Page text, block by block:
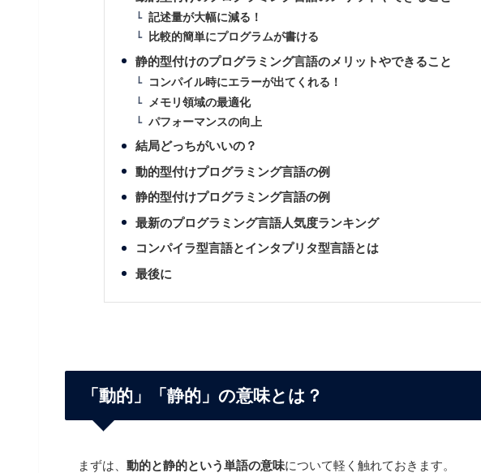
記述量が大幅に減る！
比較的簡単にプログラムが書ける
静的型付けのプログラミング言語のメリットやできること
コンパイル時にエラーが出てくれる！
メモリ領域の最適化
パフォーマンスの向上
結局どっちがいいの？
動的型付けプログラミング言語の例
静的型付けプログラミング言語の例
最新のプログラミング言語人気度ランキング
コンパイラ型言語とインタプリタ型言語とは
最後に
「動的」「静的」の意味とは？
まずは、 動的と静的という単語の意味について軽く触れておきます。